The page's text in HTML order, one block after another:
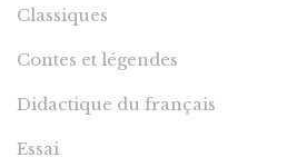
Classiques
Contes et légendes
Didactique du français
Essai